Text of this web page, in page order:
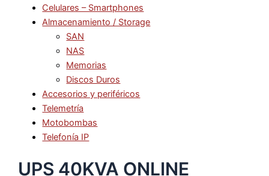
Celulares – Smartphones
Almacenamiento / Storage
SAN
NAS
Memorias
Discos Duros
Accesorios y periféricos
Telemetría
Motobombas
Telefonía IP
UPS 40KVA ONLINE